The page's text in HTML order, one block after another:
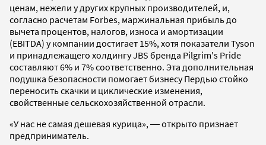
ценам, нежели у других крупных производителей, и,
согласно расчетам Forbes, маржинальная прибыль до
вычета процентов, налогов, износа и амортизации
(EBITDA) у компании достигает 15%, хотя показатели Tyson
и принадлежащего холдингу JBS бренда Pilgrim's Pride
составляют 6% и 7% соответственно. Эта дополнительная
подушка безопасности помогает бизнесу Пердью стойко
переносить скачки и циклические изменения,
свойственные сельскохозяйственной отрасли.
«У нас не самая дешевая курица», ― открыто признает
предприниматель.